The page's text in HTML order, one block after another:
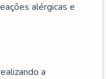
alérgicas e
a